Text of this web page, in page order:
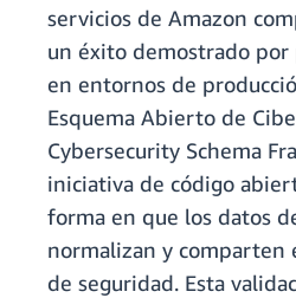
servicios de Amazon
un éxito demostrado
en entornos de
Esquema Abierto de
Cybersecurity Schema
iniciativa de código
forma en que los datos
normalizan y comparten
de seguridad. Esta